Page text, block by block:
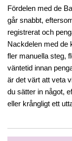
Fördelen med de
går snabbt,
registrerat och
Nackdelen med de
fler manuella steg,
väntetid innan
är det värt att veta
du sätter in något,
eller krångligt ett